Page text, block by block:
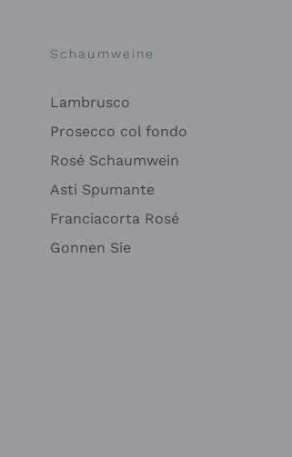
Schaumweine
Lambrusco
Prosecco col fondo
Rosé Schaumwein
Asti Spumante
Franciacorta Rosé
Gonnen Sie